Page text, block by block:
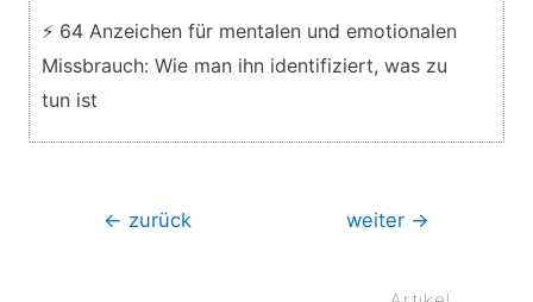
⚡ 64 Anzeichen für mentalen und emotionalen
Missbrauch: Wie man ihn identifiziert, was zu
tun ist
Beitragsnavigation
← zurück weiter →